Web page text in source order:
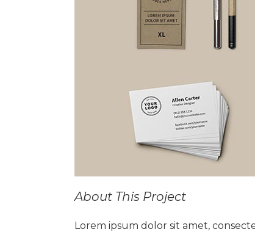
About This Project
Lorem ipsum dolor sit amet,